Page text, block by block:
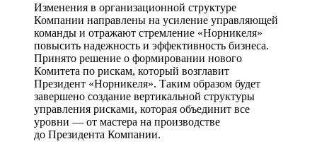
Изменения в организационной структуре
Компании направлены на усиление управляющей
команды и отражают стремление «Норникеля»
повысить надежность и эффективность бизнеса.
Принято решение о формировании нового
Комитета по рискам, который возглавит
Президент «Норникеля». Таким образом будет
завершено создание вертикальной структуры
управления рисками, которая объединит все
уровни — от мастера на производстве
до Президента Компании.